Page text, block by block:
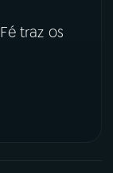
traz os